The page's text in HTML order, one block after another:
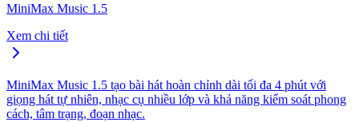
MiniMax Music 1.5
Xem chi tiết
MiniMax Music 1.5 tạo bài hát hoàn chỉnh dài tối đa 4 phút với
giọng hát tự nhiên, nhạc cụ nhiều lớp và khả năng kiểm soát phong
cách, tâm trạng, đoạn nhạc.